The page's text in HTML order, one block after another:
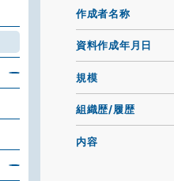
作成者名称
資料作成年月日
規模
組織歴/履歴
内容